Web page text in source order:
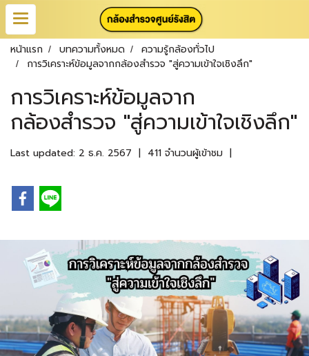
หน้าแรก บทความทั้งหมด
ความรู้กล้องทั่วไป
การวิเคราะห์ข้อมูลจากกล้องสำรวจ "สู่ความเข้าใจเชิงลึก"
การวิเคราะห์ข้อมูลจาก
กล้องสำรวจ "สู่ความเข้าใจเชิงลึก"
Last updated: 2 ธ.ค. 2567 | 411 จำนวนผู้เข้าชม |